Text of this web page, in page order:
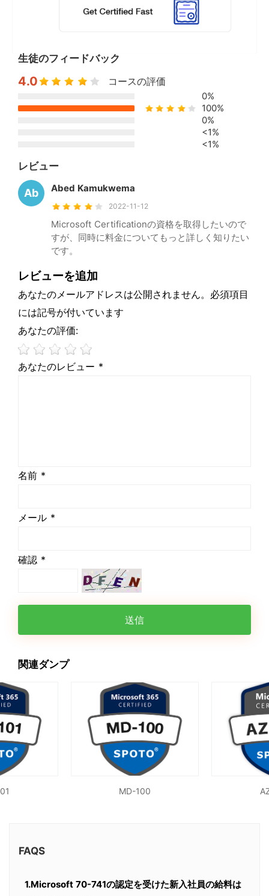
生徒のフィードバック
4.0 コースの評価
0%
100%
0%
<1%
<1%
レビュー
Ab Abed Kamukwema
2022-11-12
Microsoft Certificationの資格を取得したいので
すが、同時に料金についてもっと詳しく知りたい
です。
レビューを追加
あなたのメールアドレスは公開されません。必須項目
には記号が付いています
あなたの評価:
あなたのレビュー *
名前 *
メール *
確認 *
送信
関連ダンプ
MD-100
FAQS
1.Microsoft 70-741の認定を受けた新入社員の給料は